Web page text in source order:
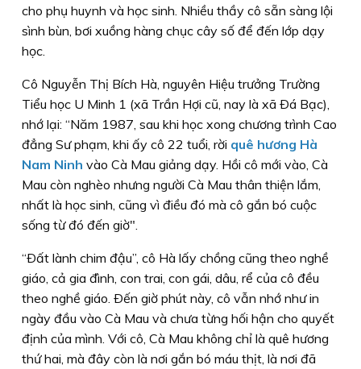
cho phụ huynh và học sinh. Nhiều thầy cô sẵn sàng lội
sình bùn, bơi xuồng hàng chục cây số để đến lớp dạy
học.
Cô Nguyễn Thị Bích Hà, nguyên Hiệu trưởng Trường
Tiểu học U Minh 1 (xã Trần Hợi cũ, nay là xã Ðá Bạc),
nhớ lại: “Năm 1987, sau khi học xong chương trình Cao
đẳng Sư phạm, khi ấy cô 22 tuổi, rời quê hương Hà
Nam Ninh vào Cà Mau giảng dạy. Hồi cô mới vào, Cà
Mau còn nghèo nhưng người Cà Mau thân thiện lắm,
nhất là học sinh, cũng vì điều đó mà cô gắn bó cuộc
sống từ đó đến giờ".
“Ðất lành chim đậu”, cô Hà lấy chồng cũng theo nghề
giáo, cả gia đình, con trai, con gái, dâu, rể của cô đều
theo nghề giáo. Ðến giờ phút này, cô vẫn nhớ như in
ngày đầu vào Cà Mau và chưa từng hối hận cho quyết
định của mình. Với cô, Cà Mau không chỉ là quê hương
thứ hai, mà đây còn là nơi gắn bó máu thịt, là nơi đã